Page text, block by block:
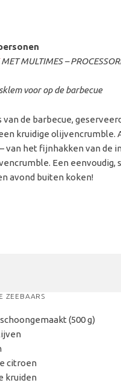
MET MULTIMES –
voor op de barbecue
van de barbecue,
kruidige olijvencrumble.
van het fijnhakken van de
Een eenvoudig,
avond buiten koken!
ZEEBAARS
(500 g)
citroen
kruiden